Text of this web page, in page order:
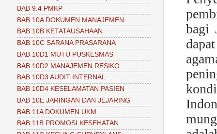
bagi
BAB 9.4 PMKP
BAB 10A DOKUMEN MANAJEMEN
BAB 10B KETATAUSAHAAN
BAB 10C SARANA PRASARANA
BAB 10D1 MUTU PUSKESMAS
BAB 10D2 MANAJEMEN RESIKO
BAB 10D3 AUDIT INTERNAL
BAB 10D4 KESELAMATAN PASIEN
BAB 10E JARINGAN DAN JEJARING
BAB 11A DOKUMEN UKM
BAB 11B PROMOSI KESEHATAN